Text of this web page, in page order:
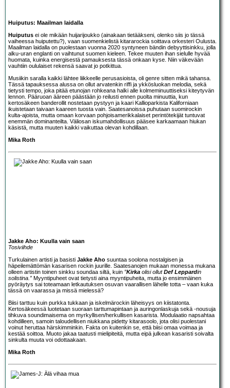
Huiputus: Maailman laidalla
Huiputus ei ole mikään huijarijoukko (ainakaan tietääkseni, olenko siis jo tässä
vaiheessa huiputettu?), vaan suomenkielistä kitararockia soittava orkesteri Oulusta.
Maailman laidalla on puolestaan vuonna 2020 syntyneen bändin debyyttisinkku, jolla
alku-uran englanti on vaihtunut suomen kieleen. Tekee muuten ihan sielulle hyvää
huomata, kuinka energisestä pamauksesta tässä onkaan kyse. Niin väkevään
vauhtiin oululaiset rekensä saavat jo potkittua.
Musiikin saralla kaikki lähtee liikkeelle perusasioista, oli genre sitten mikä tahansa.
Tässä tapauksessa alussa on ollut arvatenkin riffi ja ykkösluokan melodia, sekä
tietysti tempo, joka pitää etunojan rohkeana halki alle kolmeminuuttiseksi kiteytyvän
lennon. Pääruoan ääreen päästään jo reilusti ennen puolta minuuttia, kun
kertosäkeen banderollit nostetaan pystyyn ja kaari Kallioparkista Kaliforniaan
ikuistetaan taivaan kaareen tuosta vain. Saatesanoissa puhutaan suomirockin
kulta-ajoista, mutta omaan korvaan pohjoisamerikkalaiset perintötekijät tuntuvat
enemmän dominanteilta. Väliosan iskumahdollisuus pääsee karkaamaan hiukan
käsistä, mutta muuten kaikki vaikuttaa olevan kohdillaan.
Mika Roth
Jakke Aho: Kuulla vain saan
Tosiviihde
Turkulainen artisti ja basisti Jakke Aho suuntaa soolona nostalgisen ja
häpeilemättömän kasarisen rockin juurille. Saatesanojen mukaan monessa mukana
olleen artistin toinen sinkku soundaa siltä, kuin ”Kirka olisi ollutDef Leppardin
solistina.” Myyntipuheet ovat tietysti aina myyntipuheita, mutta jo ensimmäinen
pyöräytys sai toteamaan letkautuksen osuvan vaarallisen lähelle totta – vaan kuka
tässä on vaarassa ja missä mielessä?
Biisi tarttuu kuin purkka tukkaan ja iskelmärockin läheisyys on kiistatonta.
Kertosäkeessä luotetaan suoraan tarttumapintaan ja auringonlaskuja sekä -nousuja
tihkuva soundimaisema on myrkyllisen/herkullisen kasarista. Modulaatio napsahtaa
kohdilleen, samoin taloudellisen niukkana pidetty kitarasoolo, jota olisi puolestani
voinut heruttaa härskimminkin. Fakta on kuitenkin se, että biisi omaa voimaa ja
kestää soittoa. Muoto jakaa taatusti mielipiteitä, mutta eipä julkean kasaristi soivalta
sinkulta muuta voi odottaakaan.
Mika Roth